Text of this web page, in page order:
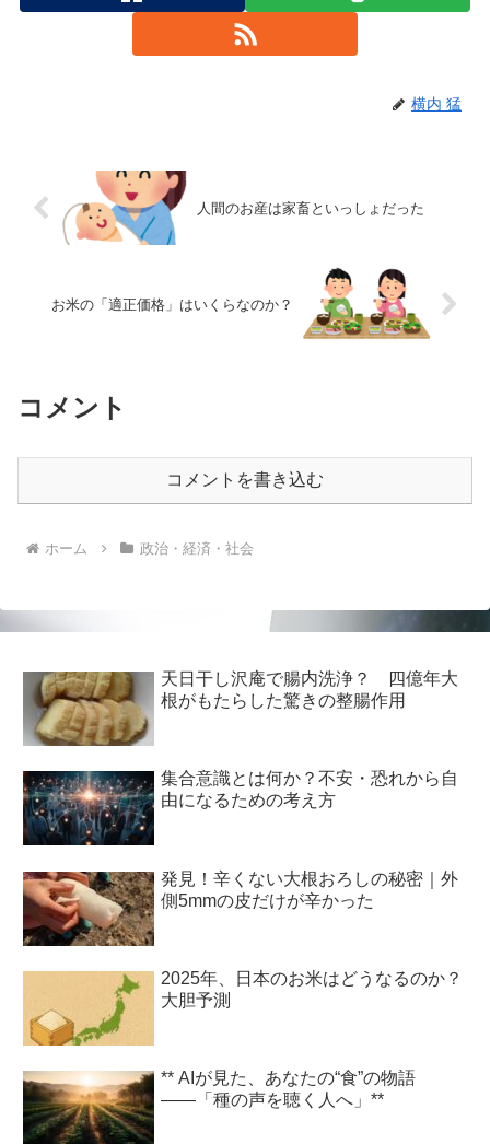
横内 猛
人間のお産は家畜といっしょだった
お米の「適正価格」はいくらなのか？
コメント
コメントを書き込む
ホーム 政治・経済・社会
天日干し沢庵で腸内洗浄？ 四億年大
根がもたらした驚きの整腸作用
集合意識とは何か？不安・恐れから自
由になるための考え方
発見！辛くない大根おろしの秘密｜外
側5mmの皮だけが辛かった
2025年、日本のお米はどうなるのか？
大胆予測
** AIが見た、あなたの“食”の物語
――「種の声を聴く人へ」**